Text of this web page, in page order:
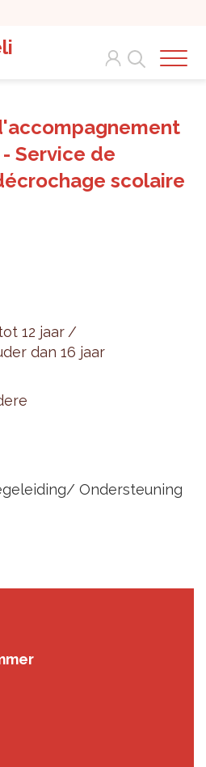
Search
Service de
scolaire
12 jaar
dan 16 jaar
Ondersteuning